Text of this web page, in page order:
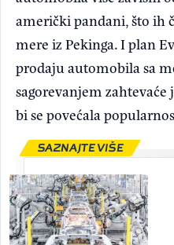
američki pandani, što
mere iz Pekinga. I plan
prodaju automobila sa
sagorevanjem
bi se povećala
SAZNAJTE VIŠE